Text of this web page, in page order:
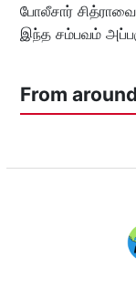
போலீசார்
இந்த சம்பவம்
From